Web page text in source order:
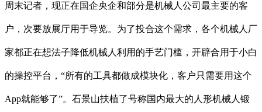
周末记者，现正在国企央企和部分是机械人公司最主要的客
户，次要放展厅用于导览。为了投合这个需求，各个机械人厂
家都正在想法子降低机械人利用的手艺门槛，开辟合用于小白
的操控平台，“所有的工具都做成模块化，客户只需要用这个
App就能够了”。石景山扶植了号称国内最大的人形机械人锻